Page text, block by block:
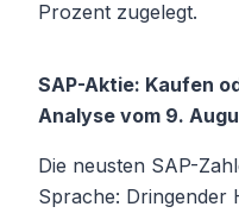
Prozent zugelegt.
SAP-Aktie: Kaufen
Analyse vom 9.
Die neusten SAP-
Sprache: Dringender